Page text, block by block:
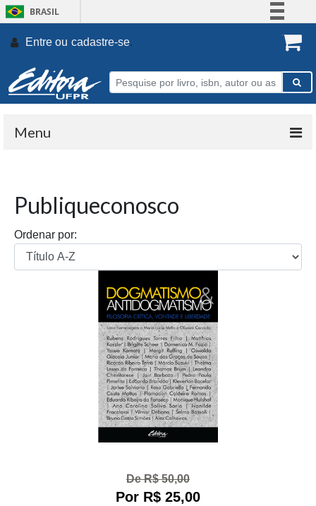
BRASIL
Participe
Entre ou cadastre-se.
Menu
Publiqueconosco
Ordenar por:
De R$ 50,00
Por R$ 25,00